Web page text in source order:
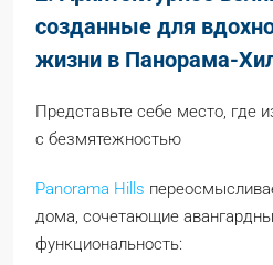
созданные для
жизни в Панорама-
Представьте себе место, где
с безмятежностью
Panorama Hills
дома, сочетающие
функциональность: